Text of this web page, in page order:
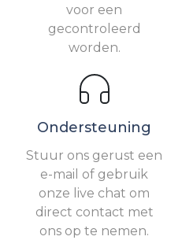
voor een
gecontroleerd
worden.
Ondersteuning
Stuur ons gerust een
e-mail of gebruik
onze live chat om
direct contact met
ons op te nemen.